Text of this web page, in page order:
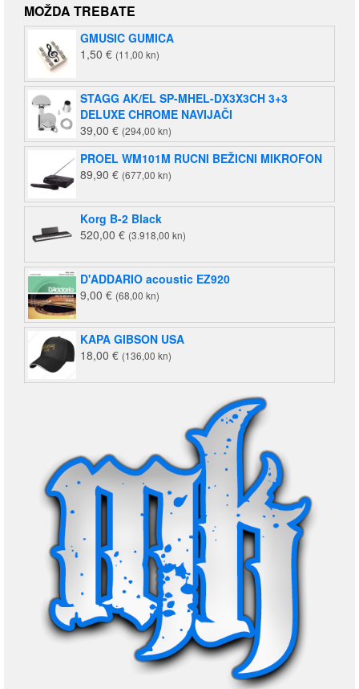
je:
140,00 €
MOŽDA TREBATE
GMUSIC GUMICA
1,50 € (11,00 kn)
STAGG AK/EL SP-MHEL-DX3X3CH 3+3
DELUXE CHROME NAVIJAČI
39,00 € (294,00 kn)
PROEL WM101M RUCNI BEŽICNI MIKROFON
89,90 € (677,00 kn)
Korg B-2 Black
520,00 € (3.918,00 kn)
D'ADDARIO acoustic EZ920
9,00 € (68,00 kn)
KAPA GIBSON USA
18,00 € (136,00 kn)